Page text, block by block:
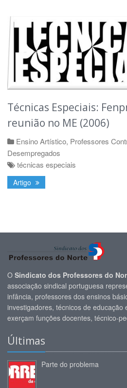
Técnicas Especiais:
reunião no ME (2006)
Ensino Artístico, Professores
Desempregados
técnicas especiais
Artigo
O Sindicato dos Professores do
associação sindical portuguesa
infância, professores dos ensinos
investigadores, técnicos de
exerçam funções docentes, técnico-
Últimas
Parte do problema